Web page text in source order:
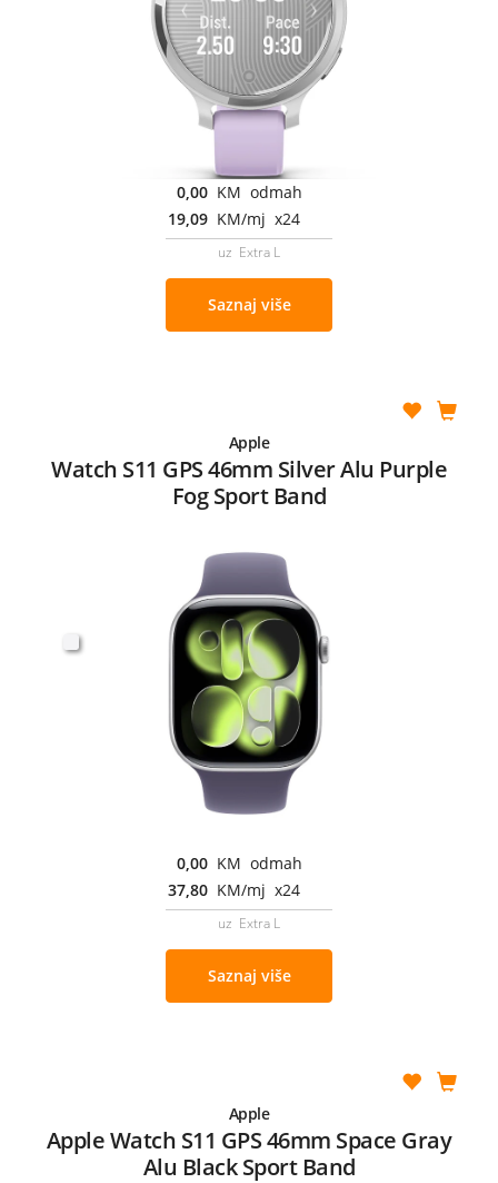
0,00 KM odmah
19,09 KM/mj x24
uz Extra L
Saznaj više
Apple
Watch S11 GPS 46mm Silver Alu Purple
Fog Sport Band
0,00 KM odmah
37,80 KM/mj x24
uz Extra L
Saznaj više
Apple
Apple Watch S11 GPS 46mm Space Gray
Alu Black Sport Band